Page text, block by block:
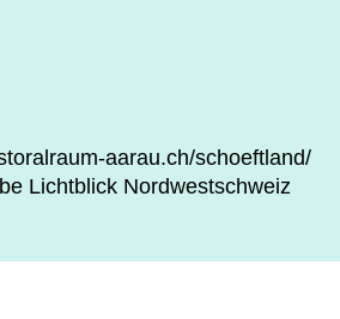
aarau.ch/schoeftland/
Lichtblick Nordwestschweiz